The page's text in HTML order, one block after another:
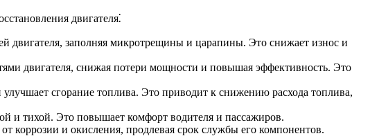
двигателя⁚
двигателя, заполняя микротрещины и царапины. Это снижает износ и
двигателя, снижая потери мощности и повышая эффективность. Это
сгорание топлива. Это приводит к снижению расхода топлива,
и тихой. Это повышает комфорт водителя и пассажиров.
коррозии и окисления, продлевая срок службы его компонентов.